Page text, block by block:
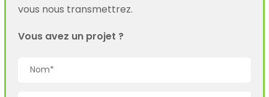
vous nous transmettrez.
Vous avez un projet ?